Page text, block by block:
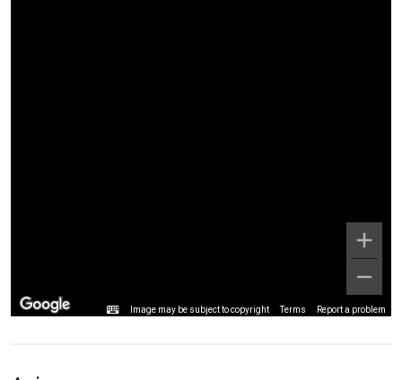
Image may be subject to copyright Terms Report a problem